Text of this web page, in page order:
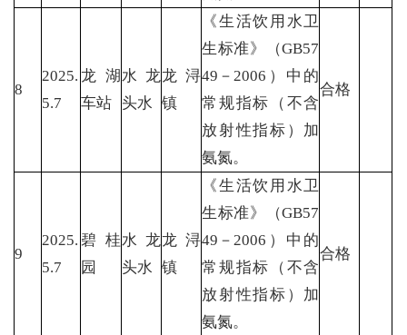
8
2025.
5.7
龙湖
车站
水龙
头水
龙浔
镇
《生活饮用水卫
生标准》（GB57
49－2006）中的
常规指标（不含
放射性指标）加
氨氮。
合格
9
2025.
5.7
碧桂
园
水龙
头水
龙浔
镇
《生活饮用水卫
生标准》（GB57
49－2006）中的
常规指标（不含
放射性指标）加
氨氮。
合格